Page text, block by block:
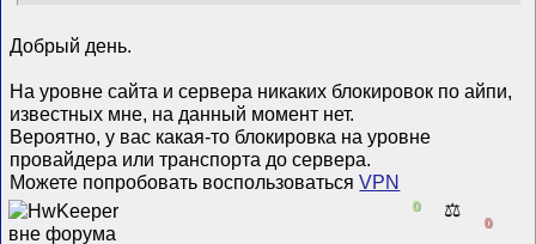
Добрый день.
На уровне сайта и сервера никаких блокировок по айпи,
известных мне, на данный момент нет.
Вероятно, у вас какая-то блокировка на уровне
провайдера или транспорта до сервера.
Можете попробовать воспользоватьсяVPN
0 ⚖️
0